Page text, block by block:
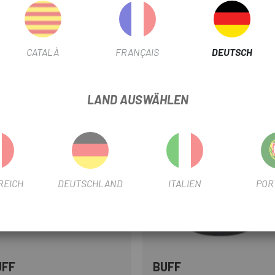
BUFF
CATALÀ FRANÇAIS DEUTSCH
LAND AUSWÄHLEN
DEUTSCHLAND ITALIEN